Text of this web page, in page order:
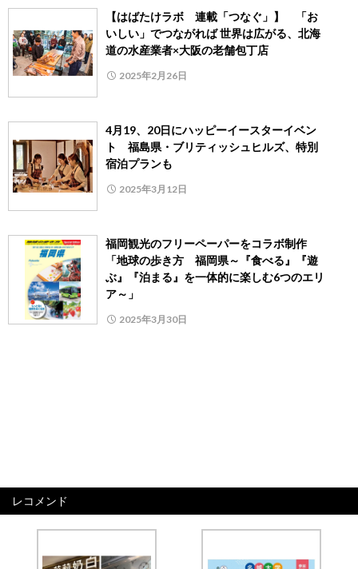
【はばたけラボ 連載「つなぐ」】 「お
いしい」でつながれば 世界は広がる、北海
道の水産業者×大阪の老舗包丁店
2025年2月26日
4月19、20日にハッピーイースターイベン
ト 福島県・ブリティッシュヒルズ、特別
宿泊プランも
2025年3月12日
福岡観光のフリーペーパーをコラボ制作
「地球の歩き方 福岡県～『食べる』『遊
ぶ』『泊まる』を一体的に楽しむ6つのエリ
ア～」
2025年3月30日
レコメンド